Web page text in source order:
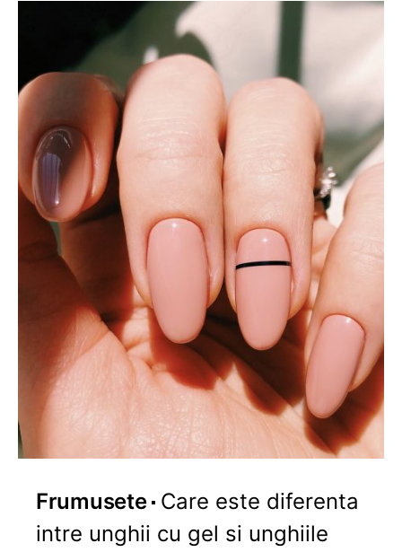
Frumusete Care este diferenta
intre unghii cu gel si unghiile